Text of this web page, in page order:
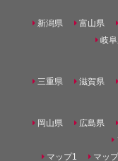
新潟県 富山県
岐
三重県 滋賀県
岡山県 広島県
マップ1
マッ